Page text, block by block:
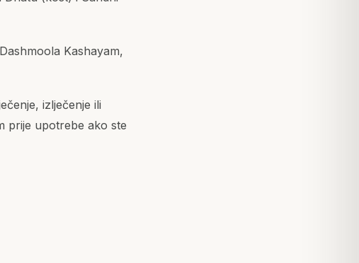
Kashayam,
izlječenje ili
prije upotrebe ako ste